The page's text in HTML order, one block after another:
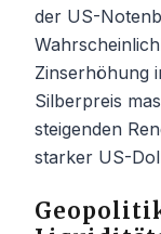
der US-
Zinserhöhung
Silberpreis
steigenden
starker US-